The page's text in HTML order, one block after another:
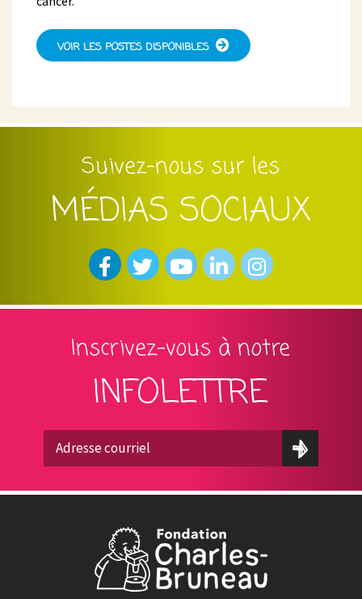
VOIR LES POSTES DISPONIBLES
Suivez-nous sur les
MÉDIAS SOCIAUX
Inscrivez-vous à notre
INFOLETTRE